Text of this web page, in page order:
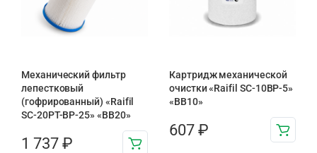
Механический фильтр
лепестковый
(гофрированный) «Raifil
SC-20PT-ВР-25» «BB20»
1 737 ₽
Картридж механической
очистки «Raifil SC-10BP-5»
«BB10»
607 ₽